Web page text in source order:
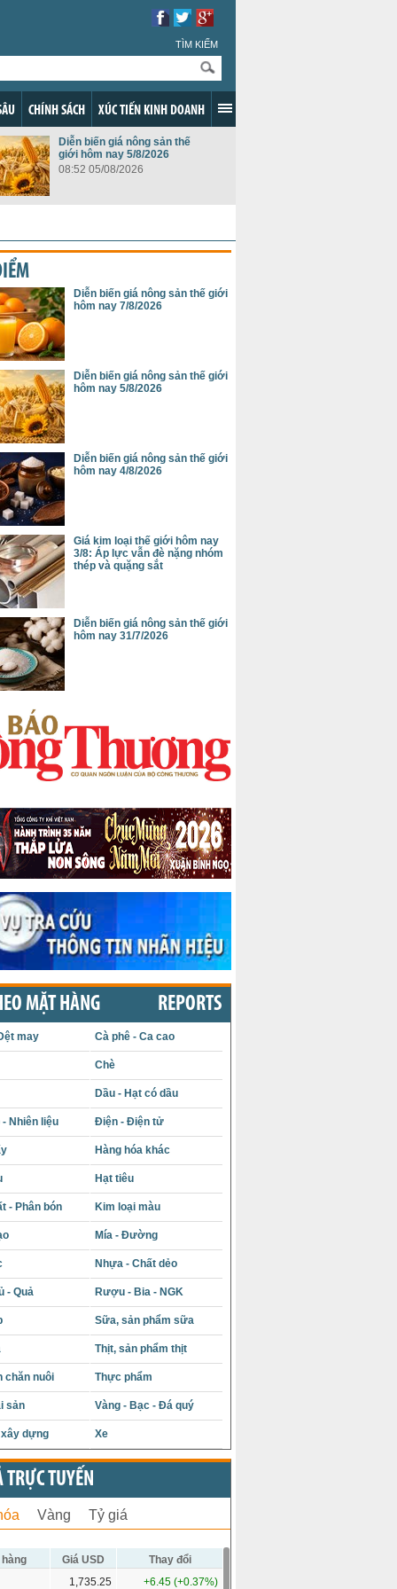
TÌM KIẾM
CHÍNH SÁCH XÚC TIẾN KINH DOANH
Diễn biến giá nông sản thế
giới hôm nay 5/8/2026
08:52 05/08/2026
Diễn biến giá nông sản thế giới
hôm nay 7/8/2026
Diễn biến giá nông sản thế giới
hôm nay 5/8/2026
Diễn biến giá nông sản thế giới
hôm nay 4/8/2026
Giá kim loại thế giới hôm nay
3/8: Áp lực vẫn đè nặng nhóm
thép và quặng sắt
Diễn biến giá nông sản thế giới
hôm nay 31/7/2026
MẶT HÀNG REPORTS
may Cà phê - Ca cao
Chè
Dầu - Hạt có dầu
- Nhiên liệu Điện - Điện tử
Hàng hóa khác
Hạt tiêu
- Phân bón Kim loại màu
Mía - Đường
Nhựa - Chất dẻo
- Quả Rượu - Bia - NGK
Sữa, sản phẩm sữa
Thịt, sản phẩm thịt
chăn nuôi Thực phẩm
sản Vàng - Bạc - Đá quý
dựng Xe
TRỰC TUYẾN
Vàng Tỷ giá
Giá USD
Thay đổi
1,735.25 +6.45 (+0.37%)